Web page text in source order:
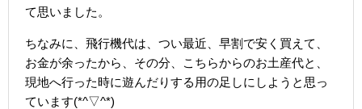
て思いました。
ちなみに、飛行機代は、つい最近、早割で安く買えて、
お金が余ったから、その分、こちらからのお土産代と、
現地へ行った時に遊んだりする用の足しにしようと思っ
ています(*^▽^*)